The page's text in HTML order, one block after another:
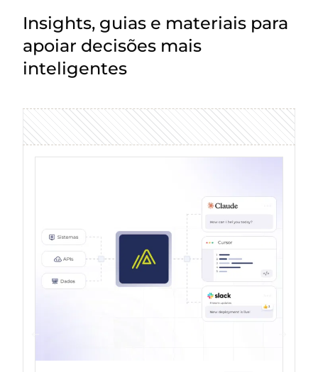
Insights, guias e materiais para
apoiar decisões mais
inteligentes